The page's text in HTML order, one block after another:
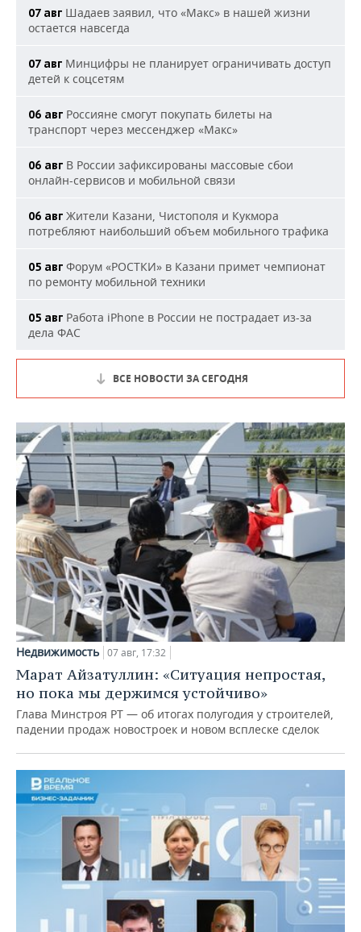
07 авг Шадаев заявил, что «Макс» в нашей жизни
остается навсегда
07 авг Минцифры не планирует ограничивать доступ
детей к соцсетям
06 авг Россияне смогут покупать билеты на
транспорт через мессенджер «Макс»
06 авг В России зафиксированы массовые сбои
онлайн-сервисов и мобильной связи
06 авг Жители Казани, Чистополя и Кукмора
потребляют наибольший объем мобильного трафика
05 авг Форум «РОСТКИ» в Казани примет чемпионат
по ремонту мобильной техники
05 авг Работа iPhone в России не пострадает из-за
дела ФАС
ВСЕ НОВОСТИ ЗА СЕГОДНЯ
Недвижимость 07 авг, 17:32
Марат Айзатуллин: «Ситуация непростая,
но пока мы держимся устойчиво»
Глава Минстроя РТ — об итогах полугодия у строителей,
падении продаж новостроек и новом всплеске сделок